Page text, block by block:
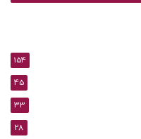
154
45
33
28